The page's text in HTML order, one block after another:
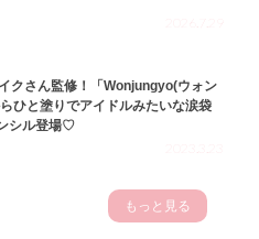
クさん監修！「Wonjungyo(ウォン
ひと塗りでアイドルみたいな涙袋
シル登場♡
もっと見る